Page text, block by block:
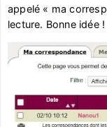
appelé « ma
lecture. Bonne idée !